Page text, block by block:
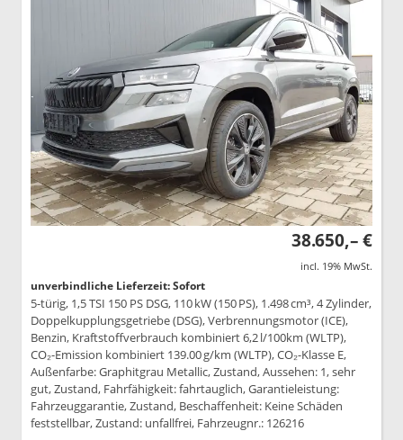
38.650,– €
incl. 19% MwSt.
unverbindliche Lieferzeit: Sofort
5-türig, 1,5 TSI 150 PS DSG, 110 kW (150 PS), 1.498 cm³, 4 Zylinder,
Doppelkupplungsgetriebe (DSG), Verbrennungsmotor (ICE),
Benzin, Kraftstoffverbrauch kombiniert 6,2 l/100km (WLTP),
CO₂-Emission kombiniert 139.00 g/km (WLTP), CO₂-Klasse E,
Außenfarbe: Graphitgrau Metallic, Zustand, Aussehen: 1, sehr
gut, Zustand, Fahrfähigkeit: fahrtauglich, Garantieleistung:
Fahrzeuggarantie, Zustand, Beschaffenheit: Keine Schäden
feststellbar, Zustand: unfallfrei, Fahrzeugnr.: 126216